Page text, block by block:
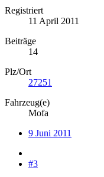
Registriert
11 April 2011
Beiträge
14
Plz/Ort
27251
Fahrzeug(e)
Mofa
9 Juni 2011
#3